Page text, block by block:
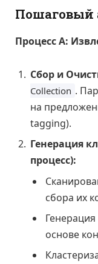
Пошаговый
Процесс А:
Сбор и
Collection .
на
tagging).
Генерация
процесс):
сбора их
основе